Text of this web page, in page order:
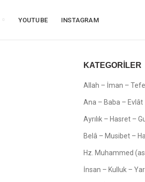
YOUTUBE INSTAGRAM
KATEGORILER
Allah – İman –
Ana – Baba – Evlât
Ayrılık – Hasret –
Belâ – Musibet –
Hz. Muhammed
İnsan – Kulluk –